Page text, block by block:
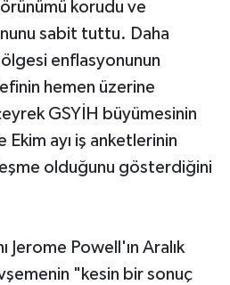
korudu ve
sabit tuttu. Daha
enflasyonunun
hemen üzerine
GSYİH büyümesinin
Ekim ayı iş anketlerinin
olduğunu gösterdiğini
Jerome Powell'ın Aralık
"kesin bir sonuç